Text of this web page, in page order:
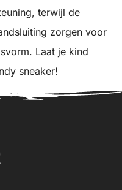
terwijl de
zorgen voor
Laat je kind
sneaker!